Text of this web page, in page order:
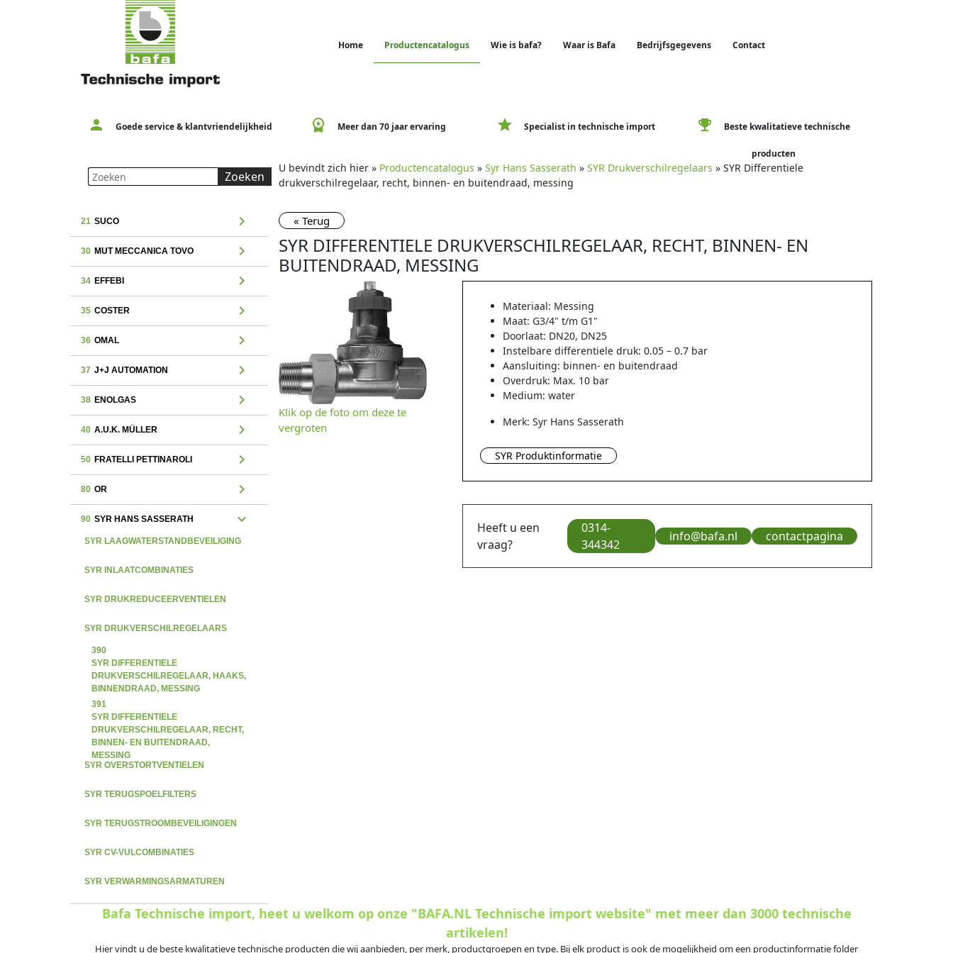
Home Productencatalogus Wie is bafa? Waar is Bafa Bedrijfsgegevens Contact
person Goede service & klantvriendelijkheid workspace_premium Meer dan 70 jaar ervaring star Specialist in technische import emoji_events Beste kwalitatieve technische
producten
Zoeken
21 SUCO chevron_right
30 MUT MECCANICA TOVO chevron_right
34 EFFEBI chevron_right
35 COSTER chevron_right
36 OMAL chevron_right
37 J+J AUTOMATION chevron_right
38 ENOLGAS chevron_right
40 A.U.K. MÜLLER chevron_right
50 FRATELLI PETTINAROLI chevron_right
80 OR chevron_right
90 SYR HANS SASSERATH expand_more
SYR LAAGWATERSTANDBEVEILIGING
SYR INLAATCOMBINATIES
SYR DRUKREDUCEERVENTIELEN
SYR DRUKVERSCHILREGELAARS
390
SYR DIFFERENTIELE
DRUKVERSCHILREGELAAR, HAAKS,
BINNENDRAAD, MESSING
391
SYR DIFFERENTIELE
DRUKVERSCHILREGELAAR, RECHT,
BINNEN- EN BUITENDRAAD,
MESSING
SYR OVERSTORTVENTIELEN
SYR TERUGSPOELFILTERS
SYR TERUGSTROOMBEVEILIGINGEN
SYR CV-VULCOMBINATIES
SYR VERWARMINGSARMATUREN
U bevindt zich hier » Productencatalogus » Syr Hans Sasserath » SYR Drukverschilregelaars » SYR Differentiele
drukverschilregelaar, recht, binnen- en buitendraad, messing
« Terug
SYR DIFFERENTIELE DRUKVERSCHILREGELAAR, RECHT, BINNEN- EN
BUITENDRAAD, MESSING
Klik op de foto om deze te
vergroten
Materiaal: Messing
Maat: G3/4" t/m G1"
Doorlaat: DN20, DN25
Instelbare differentiele druk: 0.05 – 0.7 bar
Aansluiting: binnen- en buitendraad
Overdruk: Max. 10 bar
Medium: water
Merk: Syr Hans Sasserath
SYR Produktinformatie
Heeft u een
vraag?
0314-
344342
info@bafa.nl contactpagina
Bafa Technische import, heet u welkom op onze "BAFA.NL Technische import website" met meer dan 3000 technische
artikelen!
Hier vindt u de beste kwalitatieve technische producten die wij aanbieden, per merk, productgroepen en type. Bij elk product is ook de mogelijkheid om een productinformatie folder